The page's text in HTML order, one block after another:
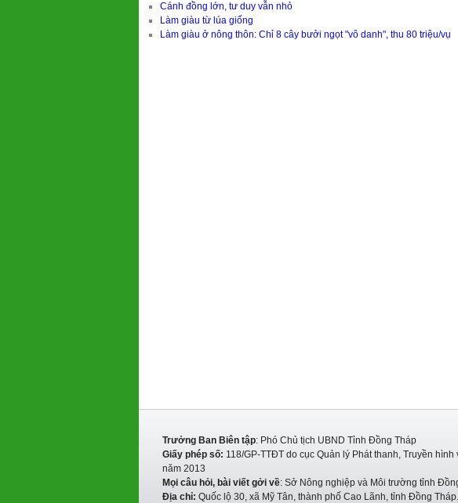
Cánh đồng lớn, tư duy vẫn nhỏ
Làm giàu từ lúa giống
Làm giàu ở nông thôn: Chỉ 8 cây bưởi ngọt "vô danh", thu 80 triệu/vụ
Trưởng Ban Biên tập: Phó Chủ tịch UBND Tỉnh Đồng Tháp
Giấy phép số: 118/GP-TTĐT do cục Quản lý Phát thanh, Truyền
năm 2013
Mọi câu hỏi, bài viết gởi về: Sở Nông nghiệp và Môi trường tỉnh
Địa chỉ: Quốc lộ 30, xã Mỹ Tân, thành phố Cao Lãnh, tỉnh Đồng Tháp.